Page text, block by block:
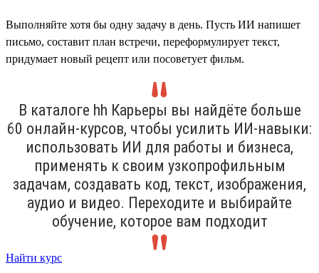
Выполняйте хотя бы одну задачу в день. Пусть ИИ напишет
письмо, составит план встречи, переформулирует текст,
придумает новый рецепт или посоветует фильм.
В каталоге hh Карьеры вы найдёте больше
60 онлайн-курсов, чтобы усилить ИИ-навыки:
использовать ИИ для работы и бизнеса,
применять к своим узкопрофильным
задачам, создавать код, текст, изображения,
аудио и видео. Переходите и выбирайте
обучение, которое вам подходит
Найти курс